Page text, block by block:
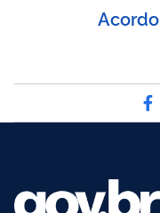
Acordo